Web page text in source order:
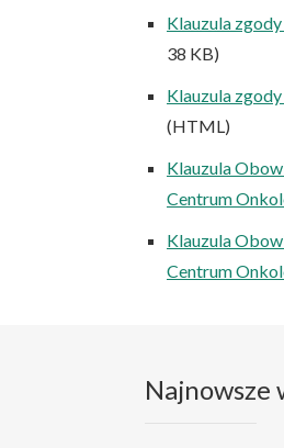
Klauzula
38 KB)
Klauzula
(HTML)
Klauzula
Centrum
Klauzula
Centrum
Najnowsze